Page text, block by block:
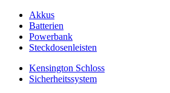
Akkus
Batterien
Powerbank
Steckdosenleisten
Kensington Schloss
Sicherheitssystem